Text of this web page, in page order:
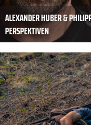
ALEXANDER HUBER &
PERSPEKTIVEN